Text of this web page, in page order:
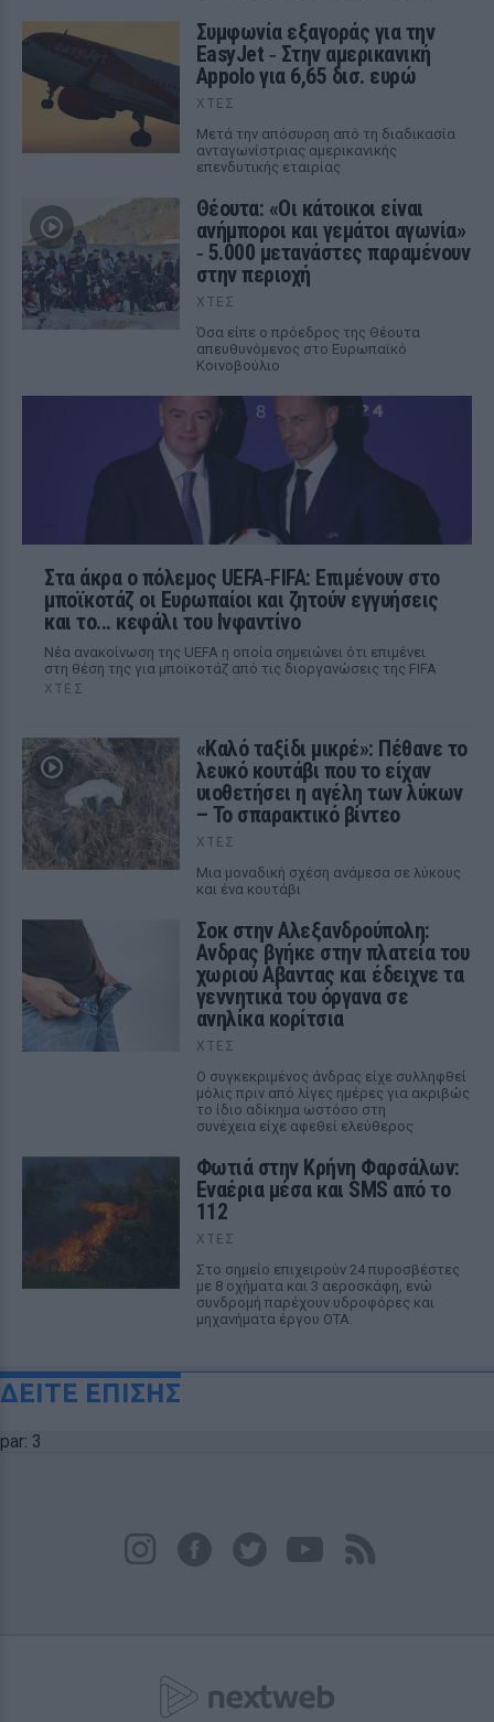
Συμφωνία εξαγοράς για την
EasyJet ‑ Στην αμερικανική
Appolo για 6,65 δισ. ευρώ
ΧΤΕΣ
Μετά την απόσυρση από τη διαδικασία
ανταγωνίστριας αμερικανικής
επενδυτικής εταιρίας
Θέουτα: «Οι κάτοικοι είναι
ανήμποροι και γεμάτοι αγωνία»
‑ 5.000 μετανάστες παραμένουν
στην περιοχή
ΧΤΕΣ
Όσα είπε ο πρόεδρος της Θέουτα
απευθυνόμενος στο Ευρωπαϊκό
Κοινοβούλιο
Στα άκρα ο πόλεμος UEFA‑FIFA: Επιμένουν στο
μποϊκοτάζ οι Ευρωπαίοι και ζητούν εγγυήσεις
και το... κεφάλι του Ινφαντίνο
Νέα ανακοίνωση της UEFA η οποία σημειώνει ότι επιμένει
στη θέση της για μποϊκοτάζ από τις διοργανώσεις της FIFA
ΧΤΕΣ
«Καλό ταξίδι μικρέ»: Πέθανε το
λευκό κουτάβι που το είχαν
υιοθετήσει η αγέλη των λύκων
– Το σπαρακτικό βίντεο
ΧΤΕΣ
Μια μοναδική σχέση ανάμεσα σε λύκους
και ένα κουτάβι
Σοκ στην Αλεξανδρούπολη:
Ανδρας βγήκε στην πλατεία του
χωριού Αβαντας και έδειχνε τα
γεννητικά του όργανα σε
ανηλίκα κορίτσια
ΧΤΕΣ
Ο συγκεκριμένος άνδρας είχε συλληφθεί
μόλις πριν από λίγες ημέρες για ακριβώς
το ίδιο αδίκημα ωστόσο στη
συνέχεια είχε αφεθεί ελεύθερος
Φωτιά στην Κρήνη Φαρσάλων:
Εναέρια μέσα και SMS από το
112
ΧΤΕΣ
Στο σημείο επιχειρούν 24 πυροσβέστες
με 8 οχήματα και 3 αεροσκάφη, ενώ
συνδρομή παρέχουν υδροφόρες και
μηχανήματα έργου ΟΤΑ.
ΔΕΙΤΕ ΕΠΙΣΗΣ
par: 3